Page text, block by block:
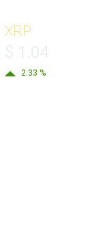
XRP
2.33 %